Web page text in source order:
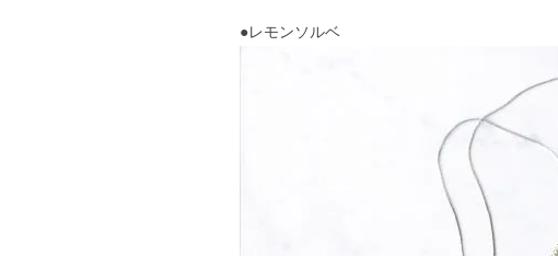
●レモンソルベ